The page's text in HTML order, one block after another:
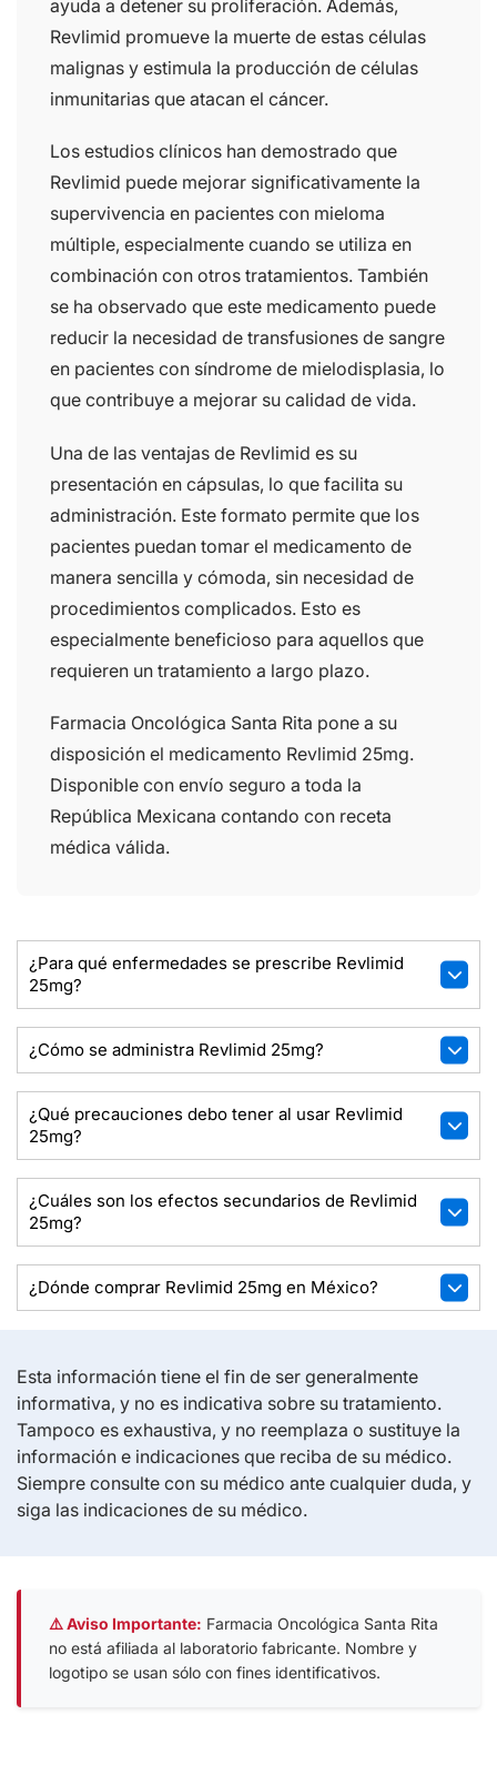
ayuda a detener su proliferación. Además,
Revlimid promueve la muerte de estas células
malignas y estimula la producción de células
inmunitarias que atacan el cáncer.
Los estudios clínicos han demostrado que
Revlimid puede mejorar significativamente la
supervivencia en pacientes con mieloma
múltiple, especialmente cuando se utiliza en
combinación con otros tratamientos. También
se ha observado que este medicamento puede
reducir la necesidad de transfusiones de sangre
en pacientes con síndrome de mielodisplasia, lo
que contribuye a mejorar su calidad de vida.
Una de las ventajas de Revlimid es su
presentación en cápsulas, lo que facilita su
administración. Este formato permite que los
pacientes puedan tomar el medicamento de
manera sencilla y cómoda, sin necesidad de
procedimientos complicados. Esto es
especialmente beneficioso para aquellos que
requieren un tratamiento a largo plazo.
Farmacia Oncológica Santa Rita pone a su
disposición el medicamento Revlimid 25mg.
Disponible con envío seguro a toda la
República Mexicana contando con receta
médica válida.
¿Para qué enfermedades se prescribe Revlimid
25mg?
¿Cómo se administra Revlimid 25mg?
¿Qué precauciones debo tener al usar Revlimid
25mg?
¿Cuáles son los efectos secundarios de Revlimid
25mg?
¿Dónde comprar Revlimid 25mg en México?
Esta información tiene el fin de ser generalmente
informativa, y no es indicativa sobre su tratamiento.
Tampoco es exhaustiva, y no reemplaza o sustituye la
información e indicaciones que reciba de su médico.
Siempre consulte con su médico ante cualquier duda, y
siga las indicaciones de su médico.
⚠️ Aviso Importante: Farmacia Oncológica Santa Rita
no está afiliada al laboratorio fabricante. Nombre y
logotipo se usan sólo con fines identificativos.